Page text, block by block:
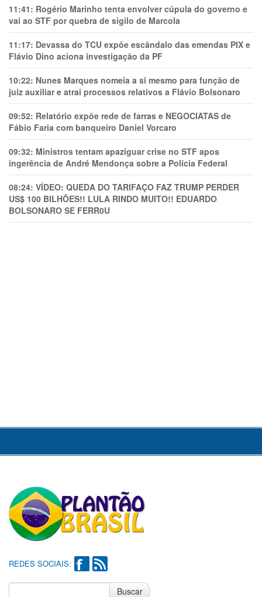
11:41: Rogério Marinho tenta envolver cúpula do governo e
vai ao STF por quebra de sigilo de Marcola
11:17: Devassa do TCU expõe escândalo das emendas PIX e
Flávio Dino aciona investigação da PF
10:22: Nunes Marques nomeia a si mesmo para função de
juiz auxiliar e atrai processos relativos a Flávio Bolsonaro
09:52: Relatório expõe rede de farras e NEGOCIATAS de
Fábio Faria com banqueiro Daniel Vorcaro
09:32: Ministros tentam apaziguar crise no STF apos
ingerência de André Mendonça sobre a Polícia Federal
08:24: VÍDEO: QUEDA DO TARIFAÇO FAZ TRUMP PERDER
US$ 100 BILHÕES!! LULA RINDO MUITO!! EDUARDO
BOLSONARO SE FERR0U
REDES SOCIAIS:
Buscar